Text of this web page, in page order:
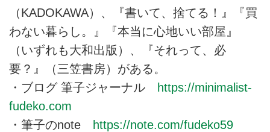
（KADOKAWA）、『書いて、捨てる！』『買
わない暮らし。』『本当に心地いい部屋』
（いずれも大和出版）、『それって、必
要？』（三笠書房）がある。
・ブログ 筆子ジャーナル
https://minimalist-
fudeko.com
・筆子のnote
https://note.com/fudeko59